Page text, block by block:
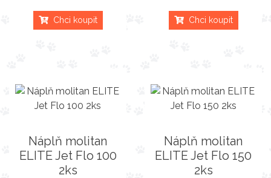
Chci koupit Chci koupit
Náplň molitan
ELITE Jet Flo 100
2ks
Náplň molitan
ELITE Jet Flo 150
2ks